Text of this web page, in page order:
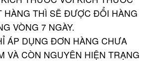
HÀNG THÌ SẼ ĐƯỢC ĐỔI HÀNG
VÒNG 7 NGÀY.
ÁP DỤNG ĐƠN HÀNG CHƯA
VÀ CÒN NGUYÊN HIỆN TRẠNG